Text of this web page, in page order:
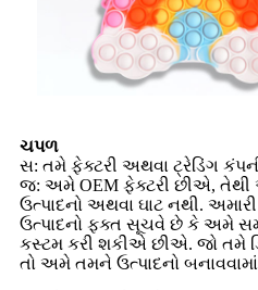
ચપળ
સ: તમે ફેક્ટરી અથવા ટ્રેડિંગ
જ: અમે OEM ફેક્ટરી છીએ, તેથી
ઉત્પાદનો અથવા ઘાટ નથી.
ઉત્પાદનો ફક્ત સૂચવે છે કે અમે
કસ્ટમ કરી શકીએ છીએ. જો તમે
તો અમે તમને ઉત્પાદનો